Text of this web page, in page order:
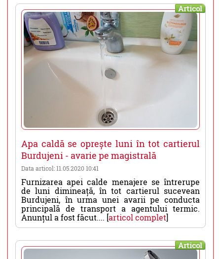
Articol
Apa caldă se oprește luni în tot cartierul
Burdujeni - avarie pe magistrală
Data articol: 11.05.2020 10:41
Furnizarea apei calde menajere se întrerupe
de luni dimineață, în tot cartierul sucevean
Burdujeni, în urma unei avarii pe conducta
principală de transport a agentului termic.
Anunțul a fost făcut.... [articol complet]
Articol